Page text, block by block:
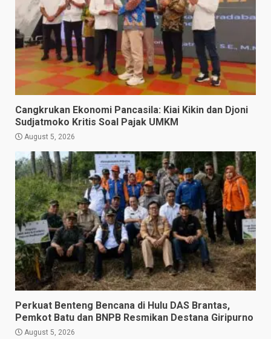
Cangkrukan Ekonomi Pancasila: Kiai Kikin dan Djoni
Sudjatmoko Kritis Soal Pajak UMKM
August 5, 2026
Perkuat Benteng Bencana di Hulu DAS Brantas,
Pemkot Batu dan BNPB Resmikan Destana Giripurno
August 5, 2026